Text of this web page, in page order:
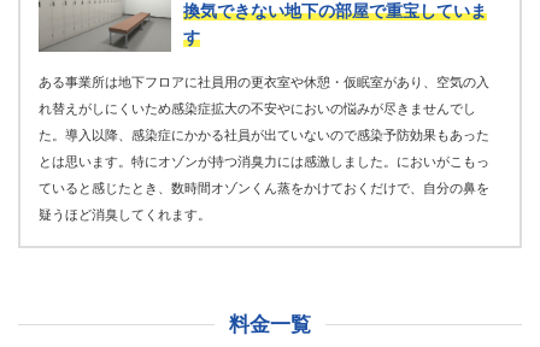
換気できない地下の部屋で重宝していま
す
ある事業所は地下フロアに社員用の更衣室や休憩・仮眠室があり、空気の入
れ替えがしにくいため感染症拡大の不安やにおいの悩みが尽きませんでし
た。導入以降、感染症にかかる社員が出ていないので感染予防効果もあった
とは思います。特にオゾンが持つ消臭力には感激しました。においがこもっ
ていると感じたとき、数時間オゾンくん蒸をかけておくだけで、自分の鼻を
疑うほど消臭してくれます。
料金一覧